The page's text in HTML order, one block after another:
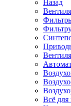
Назад
Всё для